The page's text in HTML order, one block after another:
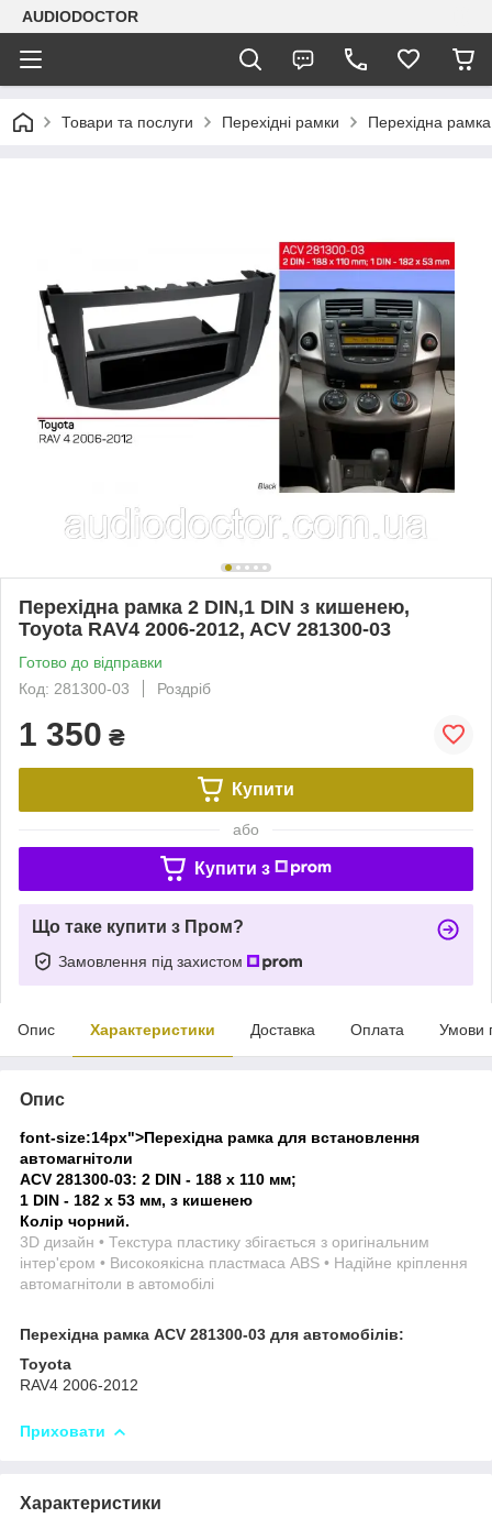
AUDIODOCTOR
Товари та послуги Перехідні рамки Перехідна
Перехідна рамка 2 DIN,1 DIN з кишенею,
Toyota RAV4 2006-2012, ACV 281300-03
Готово до відправки
Код: 281300-03
Роздріб
1 350 ₴
Купити
або
Купити з
Що таке купити з Пром?
Замовлення під захистом
Опис Характеристики Доставка Оплата Умови
Опис
font-size:14px">Перехідна рамка для встановлення
автомагнітоли
ACV 281300-03: 2 DIN - 188 x 110 мм;
1 DIN - 182 x 53 мм, з кишенею
Колір чорний.
3D дизайн • Текстура пластику збігається з оригінальним
інтер'єром • Високоякісна пластмаса ABS • Надійне кріплення
автомагнітоли в автомобілі
Перехідна рамка ACV 281300-03 для автомобілів:
Toyota
RAV4 2006-2012
Приховати
Характеристики